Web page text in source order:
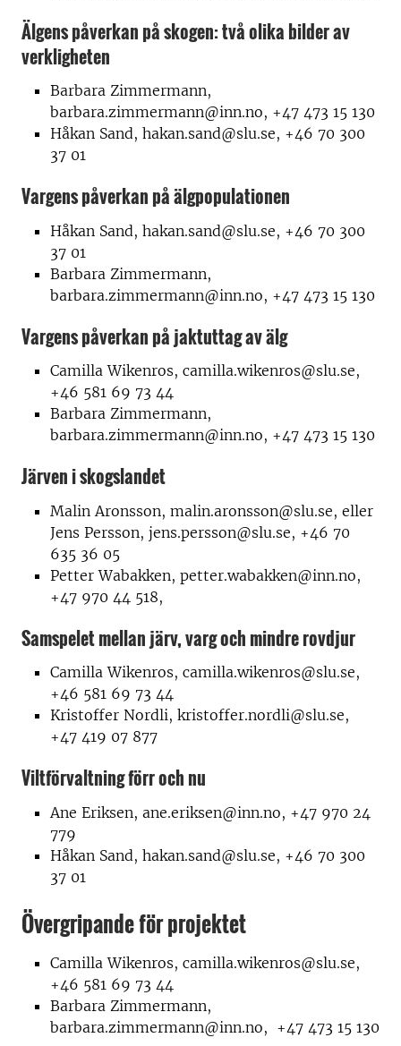
Älgens påverkan på skogen: två olika bilder av
verkligheten
Barbara Zimmermann,
barbara.zimmermann@inn.no, +47 473 15 130
Håkan Sand, hakan.sand@slu.se, +46 70 300
37 01
Vargens påverkan på älgpopulationen
Håkan Sand, hakan.sand@slu.se, +46 70 300
37 01
Barbara Zimmermann,
barbara.zimmermann@inn.no, +47 473 15 130
Vargens påverkan på jaktuttag av älg
Camilla Wikenros, camilla.wikenros@slu.se,
+46 581 69 73 44
Barbara Zimmermann,
barbara.zimmermann@inn.no, +47 473 15 130
Järven i skogslandet
Malin Aronsson, malin.aronsson@slu.se, eller
Jens Persson, jens.persson@slu.se, +46 70
635 36 05
Petter Wabakken, petter.wabakken@inn.no,
+47 970 44 518,
Samspelet mellan järv, varg och mindre rovdjur
Camilla Wikenros, camilla.wikenros@slu.se,
+46 581 69 73 44
Kristoffer Nordli, kristoffer.nordli@slu.se,
+47 419 07 877
Viltförvaltning förr och nu
Ane Eriksen, ane.eriksen@inn.no, +47 970 24
779
Håkan Sand, hakan.sand@slu.se, +46 70 300
37 01
Övergripande för projektet
Camilla Wikenros, camilla.wikenros@slu.se,
+46 581 69 73 44
Barbara Zimmermann,
barbara.zimmermann@inn.no, +47 473 15 130